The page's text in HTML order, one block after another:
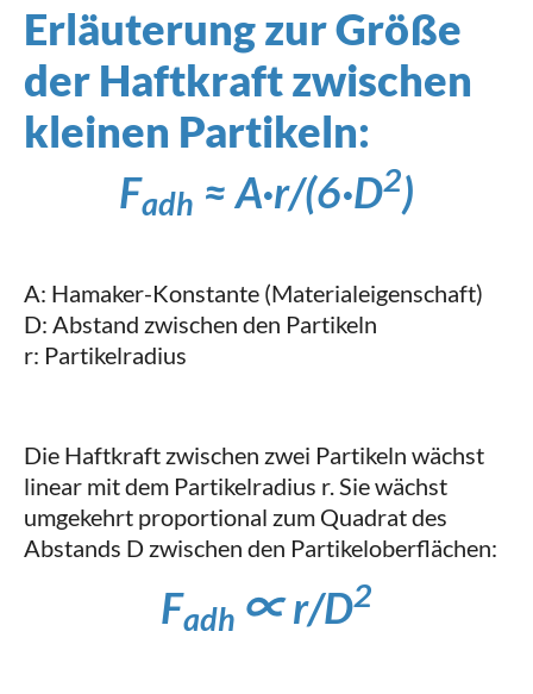
Erläuterung zur Größe
der Haftkraft zwischen
kleinen Partikeln:
Fadh ≈ A·r/(6·D2)
A: Hamaker-Konstante (Materialeigenschaft)
D: Abstand zwischen den Partikeln
r: Partikelradius
Die Haftkraft zwischen zwei Partikeln wächst
linear mit dem Partikelradius r. Sie wächst
umgekehrt proportional zum Quadrat des
Abstands D zwischen den Partikeloberflächen:
Fadh ​∝ r/D2​